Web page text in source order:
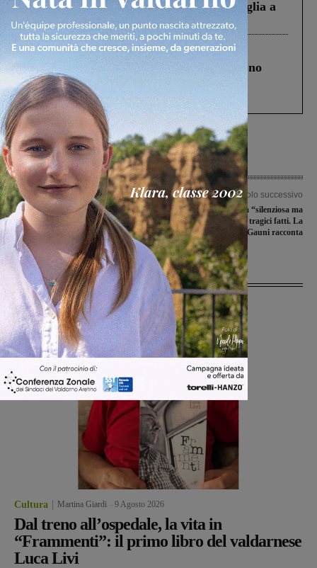
Fiorentino l’uomo che aveva ucciso la figlia a
Levane nel 2020
Cronaca 4 Agosto 2026
Un anno fa la strage in A1 in cui morirono
Gianni, Giulia e Franco. Lo schianto, il
processo, lo stop ai sorpassi fra tir....
Articolo precedente
Centoventi nuove assunzioni in
Valdarno: a fare da traino è ancora il
settore della moda
Articolo successivo
Copenaghen, una città “silenziosa ma
composta”, dopo i tragici fatti. La
valdarnese Adria Gauni racconta
Ultime Notizie
Cultura Martina Giardi 9 Agosto 2026
Dal treno all’ospedale, la vita in
“Frammenti”: il primo libro del valdarnese
Luca Livi